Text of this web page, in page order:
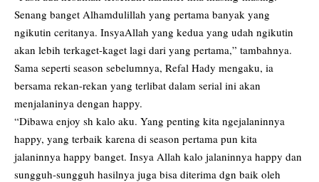
Senang banget Alhamdulillah yang pertama banyak yang
ngikutin ceritanya. InsyaAllah yang kedua yang udah ngikutin
akan lebih terkaget-kaget lagi dari yang pertama,” tambahnya.
Sama seperti season sebelumnya, Refal Hady mengaku, ia
bersama rekan-rekan yang terlibat dalam serial ini akan
menjalaninya dengan happy.
“Dibawa enjoy sh kalo aku. Yang penting kita ngejalaninnya
happy, yang terbaik karena di season pertama pun kita
jalaninnya happy banget. Insya Allah kalo jalaninnya happy dan
sungguh-sungguh hasilnya juga bisa diterima dgn baik oleh